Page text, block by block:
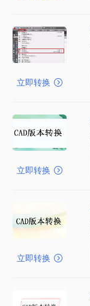
立即转换
立即转换
立即转换